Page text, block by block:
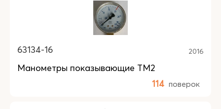
63134-16 2016
Манометры показывающие ТМ2
114 поверок